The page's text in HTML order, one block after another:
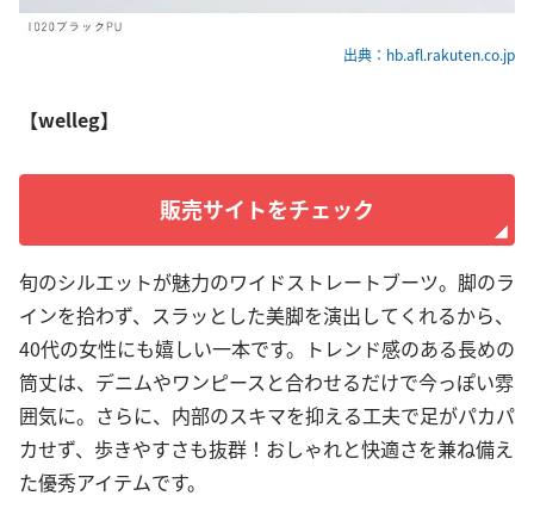
出典：hb.afl.rakuten.co.jp
【welleg】
販売サイトをチェック
旬のシルエットが魅力のワイドストレートブーツ。脚のラ
インを拾わず、スラッとした美脚を演出してくれるから、
40代の女性にも嬉しい一本です。トレンド感のある長めの
筒丈は、デニムやワンピースと合わせるだけで今っぽい雰
囲気に。さらに、内部のスキマを抑える工夫で足がパカパ
カせず、歩きやすさも抜群！おしゃれと快適さを兼ね備え
た優秀アイテムです。